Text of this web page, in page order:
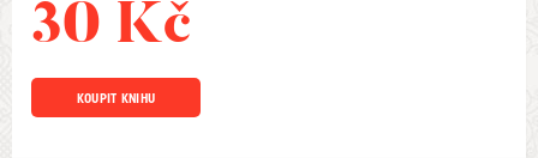
30 Kč
KOUPIT KNIHU